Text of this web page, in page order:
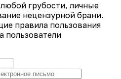
грубости, личные
нецензурной брани.
правила пользования
пользователи